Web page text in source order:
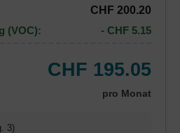
CHF 200.20
(VOC):
- CHF 5.15
CHF 195.05
pro Monat
3)